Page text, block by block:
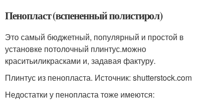
Пенопласт (вспененный полистирол)
Это самый бюджетный, популярный и простой в
установке потолочный плинтус.можно
краситьиликрасками и, задавая фактуру.
Плинтус из пенопласта. Источник: shutterstock.com
Недостатки у пенопласта тоже имеются: